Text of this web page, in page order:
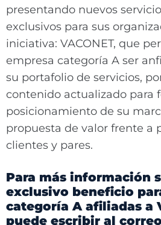
presentando nuevos
exclusivos para sus
iniciativa: VACONET, que
empresa categoría A ser
su portafolio de servicios,
contenido actualizado para
posicionamiento de su
propuesta de valor frente a
clientes y pares.
Para más información
exclusivo beneficio
categoría A afiliadas a
puede escribir al